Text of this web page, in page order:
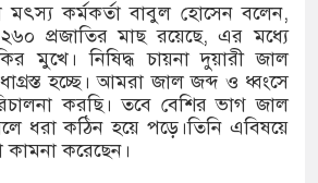
কর্মকর্তা বাবুল হোসেন বলেন,
২৬০ প্রজাতির মাছ রয়েছে, এর মধ্যে
মুখে। নিষিদ্ধ চায়না দুয়ারী জাল
হচ্ছে। আমরা জাল জব্দ ও ধ্বংসে
করছি। তবে বেশির ভাগ জাল
ধরা কঠিন হয়ে পড়ে।তিনি এবিষয়ে
করেছেন।